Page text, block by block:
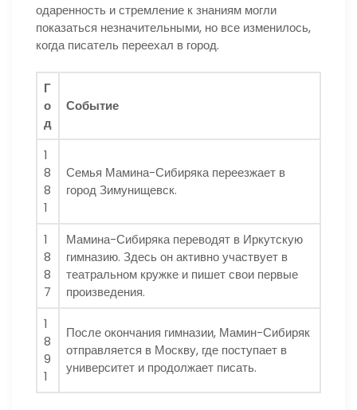
одаренность и стремление к знаниям могли
показаться незначительными, но все изменилось,
когда писатель переехал в город.
Г
о
д
Событие
1
8
8
1
Семья Мамина-Сибиряка переезжает в
город Зимунищевск.
1
8
8
7
Мамина-Сибиряка переводят в Иркутскую
гимназию. Здесь он активно участвует в
театральном кружке и пишет свои первые
произведения.
1
8
9
1
После окончания гимназии, Мамин-Сибиряк
отправляется в Москву, где поступает в
университет и продолжает писать.